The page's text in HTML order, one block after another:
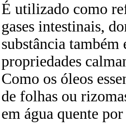
É utilizado como
gases intestinais,
substância também
propriedades
Como os óleos
de folhas ou
em água quente